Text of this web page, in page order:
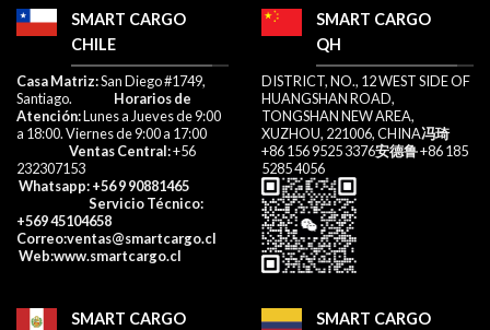
SMART CARGO
CHILE
​Casa Matriz:San Diego #1749,
Santiago. Horarios de
Atención:Lunes a Jueves de 9:00
a 18:00. Viernes de 9:00 a 17:00​
Ventas Central:+56
232307153​
Whatsapp: +56 9 90881465
Servicio Técnico:
+569 45104658
Correo:ventas@smartcargo.cl
Web:www.smartcargo.cl
SMART CARGO
QH
DISTRICT, NO., 12 WEST SIDE OF
HUANGSHAN ROAD,
TONGSHAN NEW AREA,
XUZHOU, 221006, CHINA冯琦
+86 156 9525 3376安德鲁+86 185
5285 4056
SMART CARGO
SMART CARGO